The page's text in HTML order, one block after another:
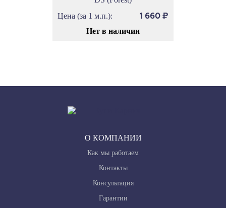
Цена (за 1 м.п.):
1 660 ₽
Нет в наличии
О КОМПАНИИ
Как мы работаем
Контакты
Консультация
Гарантии